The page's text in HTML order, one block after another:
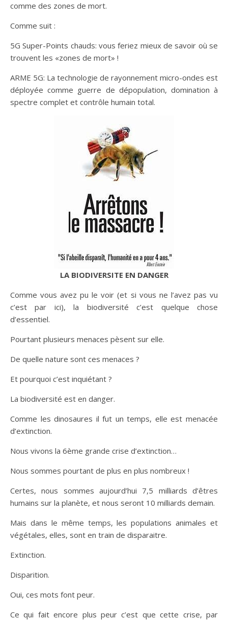
comme des zones de mort.
Comme suit :
5G Super-Points chauds: vous feriez mieux de savoir où se
trouvent les «zones de mort» !
ARME 5G: La technologie de rayonnement micro-ondes est
déployée comme guerre de dépopulation, domination à
spectre complet et contrôle humain total.
LA BIODIVERSITE EN DANGER
Comme vous avez pu le voir (et si vous ne l’avez pas vu
c’est par ici), la biodiversité c’est quelque chose
d’essentiel.
Pourtant plusieurs menaces pèsent sur elle.
De quelle nature sont ces menaces ?
Et pourquoi c’est inquiétant ?
La biodiversité est en danger.
Comme les dinosaures il fut un temps, elle est menacée
d’extinction.
Nous vivons la 6ème grande crise d’extinction…
Nous sommes pourtant de plus en plus nombreux !
Certes, nous sommes aujourd’hui 7,5 milliards d’êtres
humains sur la planète, et nous seront 10 milliards demain.
Mais dans le même temps, les populations animales et
végétales, elles, sont en train de disparaitre.
Extinction.
Disparition.
Oui, ces mots font peur.
Ce qui fait encore plus peur c’est que cette crise, par